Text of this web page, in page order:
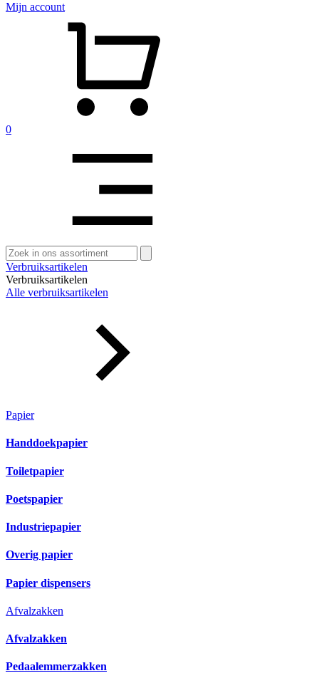
Mijn account
0
Zoeken
naar:
Verbruiksartikelen
Verbruiksartikelen
Alle verbruiksartikelen
Papier
Handdoekpapier
Toiletpapier
Poetspapier
Industriepapier
Overig papier
Papier dispensers
Afvalzakken
Afvalzakken
Pedaalemmerzakken